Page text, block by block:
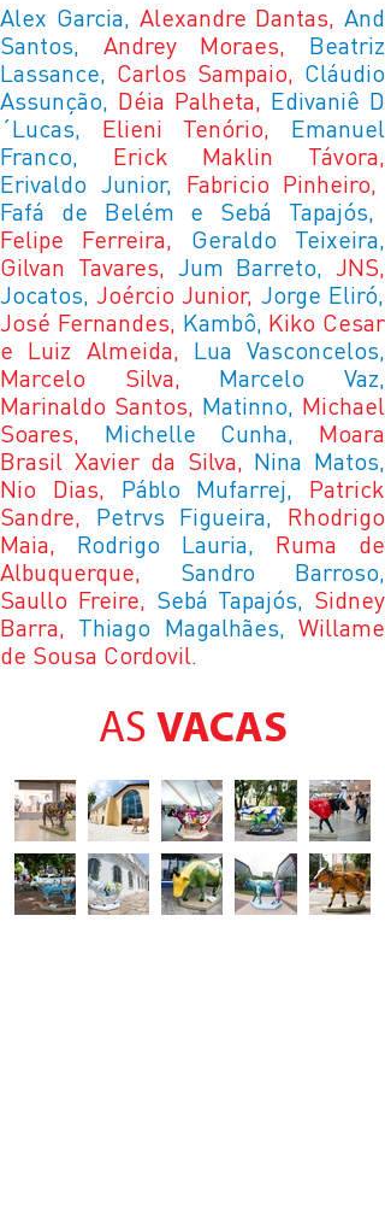
Alex Garcia, Alexandre Dantas, And
Santos, Andrey Moraes, Beatriz
Lassance, Carlos Sampaio, Cláudio
Assunção, Déia Palheta, Edivaniê D
´Lucas, Elieni Tenório, Emanuel
Franco, Erick Maklin Távora,
Erivaldo Junior, Fabricio Pinheiro,
Fafá de Belém e Sebá Tapajós,
Felipe Ferreira, Geraldo Teixeira,
Gilvan Tavares, Jum Barreto, JNS,
Jocatos,Joércio Junior, Jorge Eliró,
José Fernandes, Kambô, Kiko Cesar
e Luiz Almeida, Lua Vasconcelos,
Marcelo Silva, Marcelo Vaz,
Marinaldo Santos, Matinno, Michael
Soares, Michelle Cunha, Moara
Brasil Xavier da Silva, Nina Matos,
Nio Dias, Páblo Mufarrej, Patrick
Sandre, Petrvs Figueira, Rhodrigo
Maia, Rodrigo Lauria, Ruma de
Albuquerque, Sandro Barroso,
Saullo Freire, Sebá Tapajós, Sidney
Barra, Thiago Magalhães, Willame
de Sousa Cordovil.
AS VACAS